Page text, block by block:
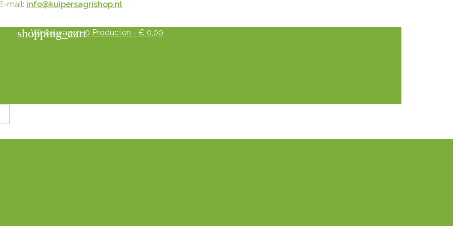
mail: info@kuipersagrishop.nl
shopping_cart
Winkelwagen: 0 Producten - € 0,00